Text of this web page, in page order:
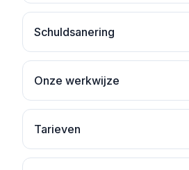
Schuldsanering
Onze werkwijze
Tarieven